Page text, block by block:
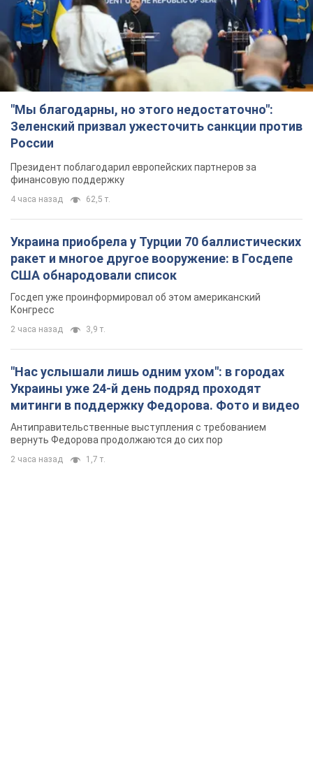
"Мы благодарны, но этого недостаточно":
Зеленский призвал ужесточить санкции против
России
Президент поблагодарил европейских партнеров за
финансовую поддержку
4 часа назад 62,5 т.
Украина приобрела у Турции 70 баллистических
ракет и многое другое вооружение: в Госдепе
США обнародовали список
Госдеп уже проинформировал об этом американский
Конгресс
2 часа назад 3,9 т.
"Нас услышали лишь одним ухом": в городах
Украины уже 24-й день подряд проходят
митинги в поддержку Федорова. Фото и видео
Антиправительственные выступления с требованием
вернуть Федорова продолжаются до сих пор
2 часа назад 1,7 т.